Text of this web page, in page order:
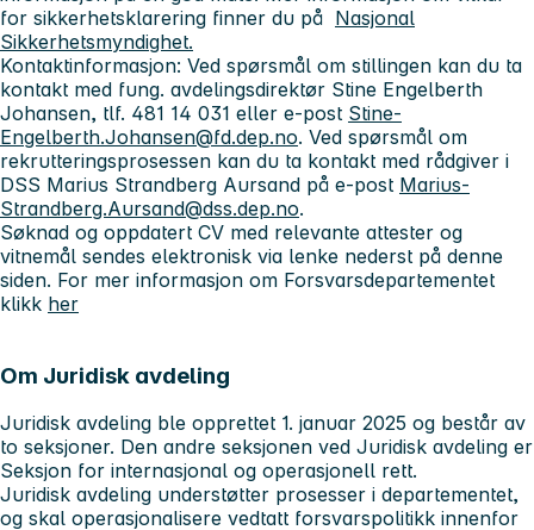
for sikkerhetsklarering finner du på Nasjonal
Sikkerhetsmyndighet.
Kontaktinformasjon: Ved spørsmål om stillingen kan du ta
kontakt med fung. avdelingsdirektør Stine Engelberth
Johansen, tlf. 481 14 031 eller e-post Stine-
Engelberth.Johansen@fd.dep.no. Ved spørsmål om
rekrutteringsprosessen kan du ta kontakt med rådgiver i
DSS Marius Strandberg Aursand på e-post Marius-
Strandberg.Aursand@dss.dep.no.
Søknad og oppdatert CV med relevante attester og
vitnemål sendes elektronisk via lenke nederst på denne
siden. For mer informasjon om Forsvarsdepartementet
klikk her
Om Juridisk avdeling
Juridisk avdeling ble opprettet 1. januar 2025 og består av
to seksjoner. Den andre seksjonen ved Juridisk avdeling er
Seksjon for internasjonal og operasjonell rett.
Juridisk avdeling understøtter prosesser i departementet,
og skal operasjonalisere vedtatt forsvarspolitikk innenfor